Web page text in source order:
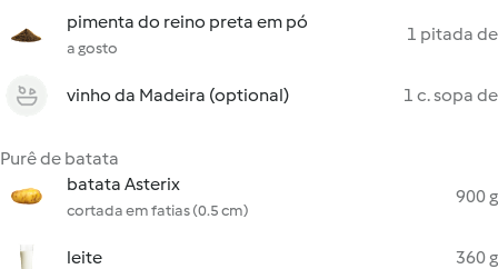
pimenta do reino preta em pó
a gosto
1 pitada de
vinho da Madeira (optional) 1 c. sopa de
Purê de batata
batata Asterix
cortada em fatias (0.5 cm)
900 g
leite 360 g